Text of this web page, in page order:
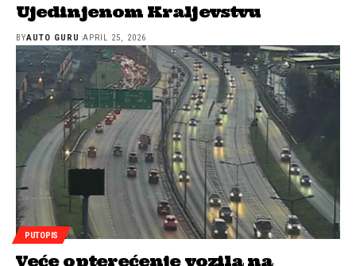
Ujedinjenom Kraljevstvu
BYAUTO GURU APRIL 25, 2026
PUTOPIS
Veće opterećenje vozila na